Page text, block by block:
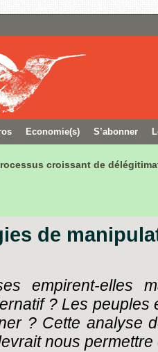
Economie(s) S’abonner
croissant de
de
empirent-elles
? Les
? Cette analyse
nous